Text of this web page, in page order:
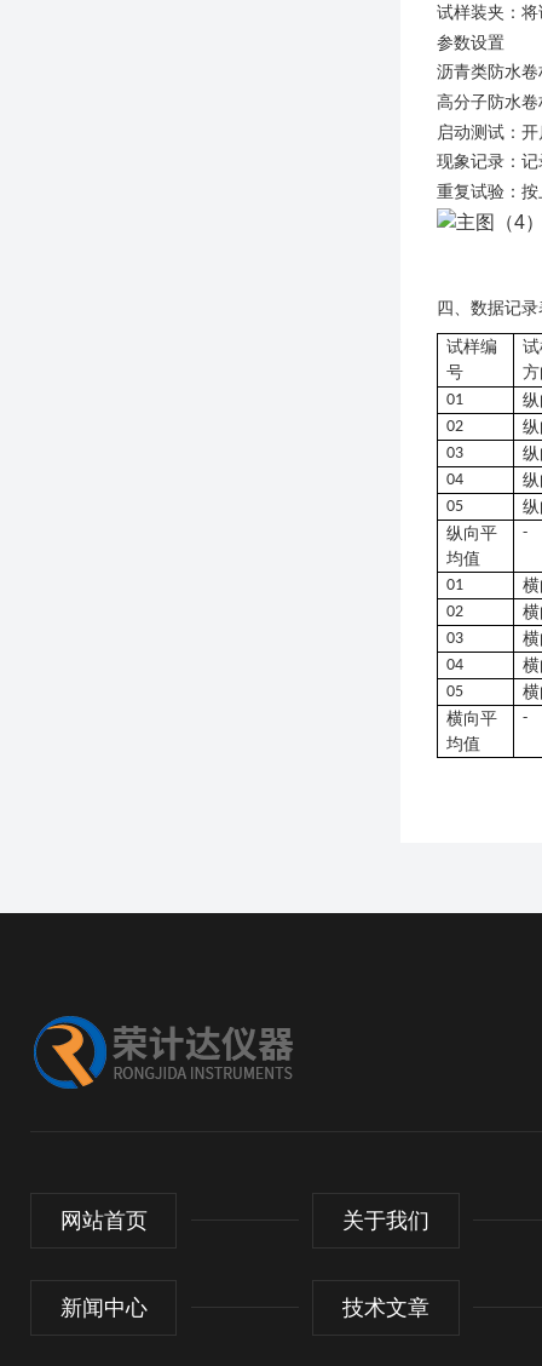
试样装夹：
参数设置
沥青类防水
高分子防水
启动测试：
现象记录：
重复试验：
四、数据记
试样编
号
01
02
03
04
05
纵向平
均值
-
01
02
03
04
05
横向平
均值
-
网站首页 关于我们
新闻中心 技术文章